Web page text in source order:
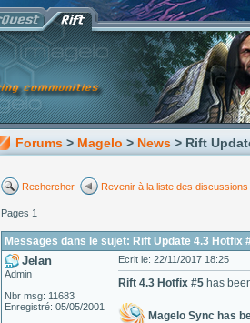
Forums > Magelo > News > Rift
Rechercher Revenir à la liste des discussions
Pages 1
Messages dans le sujet: Rift Update 4.3 Hotfix
Jelan
Admin
Nbr msg: 11683
Enregistré: 05/05/2001
Ecrit le: 22/11/2017 18:25
Rift 4.3 Hotfix #5 has
Magelo Sync has